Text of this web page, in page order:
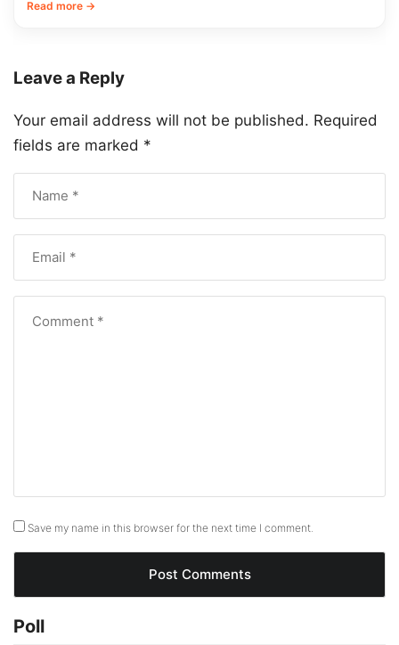
Read more →
Leave a Reply
Your email address will not be published. Required
fields are marked *
Save my name in this browser for the next time I comment.
Poll